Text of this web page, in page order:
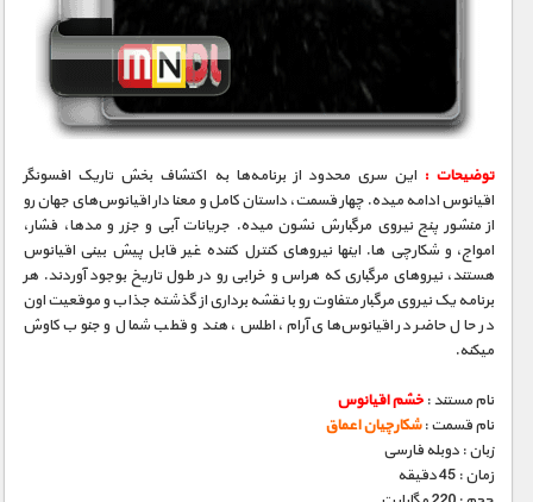
توضیحات :این سری محدود از برنامه‌ها به اکتشاف بخش تاریک افسونگر
اقیانوس ادامه میده. چهار قسمت، داستان کامل و معنا دار اقیانوس‌های جهان رو
از منشور پنج نیروی مرگبارش نشون میده. جریانات آبی و جزر و مدها، فشار،
امواج، و شکارچی ها. اینها نیروهای کنترل کننده غیر قابل پیش بینی اقیانوس
هستند، نیروهای مرگباری که هراس و خرابی رو در طول تاریخ بوجود آوردند. هر
برنامه یک نیروی مرگبار متفاوت رو با نقشه برداری از گذشته جذاب و موقعیت اون
در حال حاضر در اقیانوس‌های آرام، اطلس، هند و قطب شمال و جنوب کاوش
میکنه.
نام مستند : خشم اقیانوس
نام قسمت :شکارچیان اعماق
زبان : دوبله فارسی
زمان : 45 دقیقه